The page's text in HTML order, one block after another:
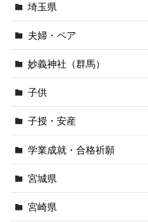
埼玉県
夫婦・ペア
妙義神社（群馬）
子供
子授・安産
学業成就・合格祈願
宮城県
宮崎県